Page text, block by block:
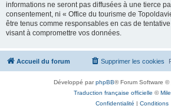
informations ne seront pas diffusées à une tierce
consentement, ni « Office du tourisme de
être tenus comme responsables en cas de
visant à compromettre vos données.
Accueil du forum Supprimer les cookies
Développé parphpBB® Forum Software ©
Traduction française officielle ©
Confidentialité | Conditions